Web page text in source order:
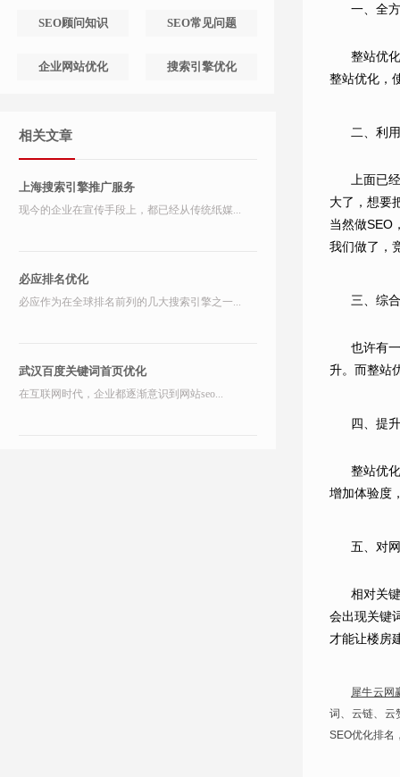
SEO顾问知识 SEO常见问题
企业网站优化 搜索引擎优化
相关文章
上海搜索引擎推广服务
现今的企业在宣传手段上，都已经从传统纸媒...
必应排名优化
必应作为在全球排名前列的几大搜索引擎之一...
武汉百度关键词首页优化
在互联网时代，企业都逐渐意识到网站seo...
一、全
整站优
整站优化，
二、利
上面已
大了，想要
当然做SEO
我们做了，
三、综
也许有
升。而整站
四、提
整站优
增加体验度
五、对
相对关
会出现关键
才能让楼房
犀牛云网
词、云链、云
SEO优化排名